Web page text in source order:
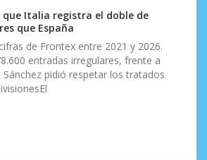
que Italia registra el doble de
que España
de Frontex entre 2021 y 2026.
entradas irregulares, frente a
Sánchez pidió respetar los tratados